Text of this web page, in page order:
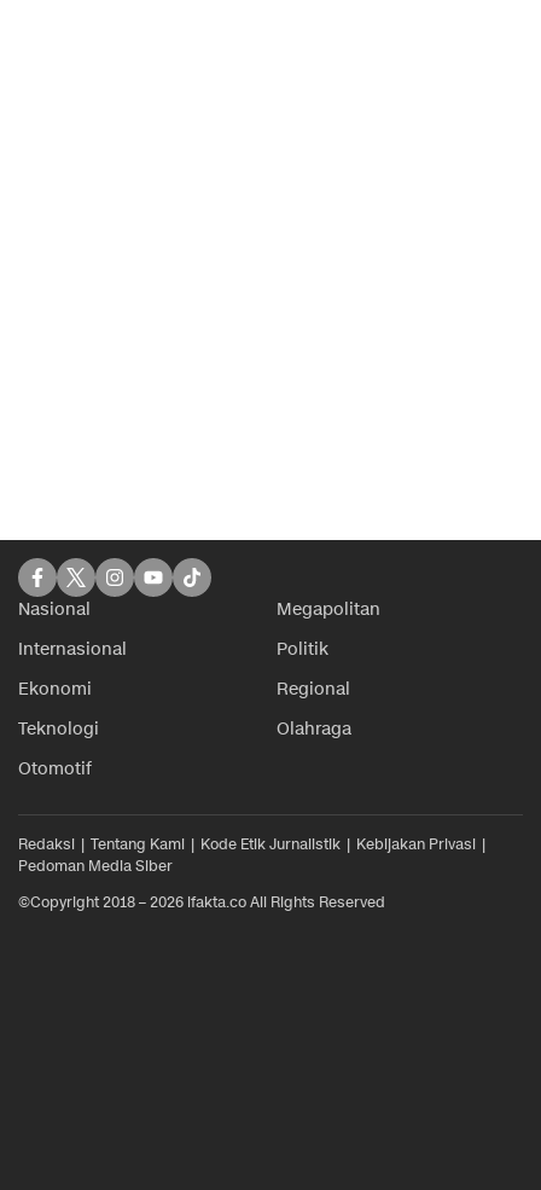
Nasional
Megapolitan
Internasional
Politik
Ekonomi
Regional
Teknologi
Olahraga
Otomotif
Redaksi Tentang Kami Kode Etik Jurnalistik
Kebijakan Privasi
Pedoman Media Siber
©Copyright 2018 – 2026 ifakta.co All Rights Reserved